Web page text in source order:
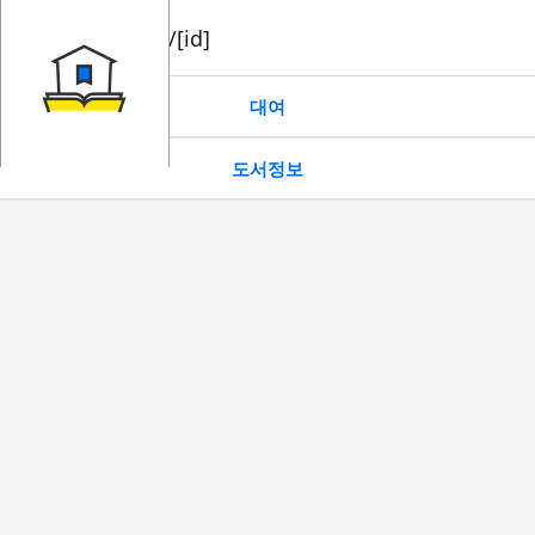
book/rent/[id]
대여
도서정보